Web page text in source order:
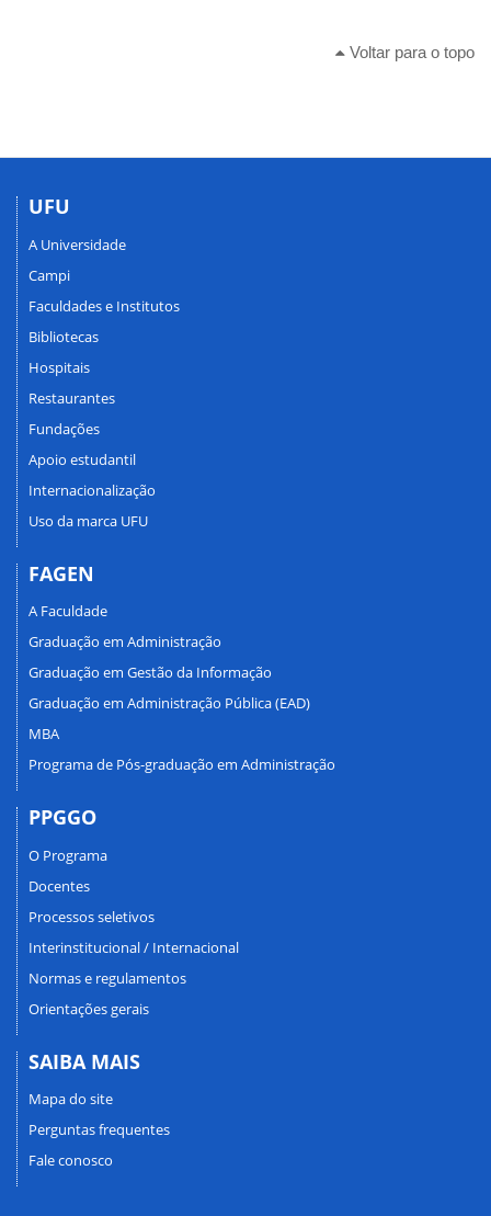
Voltar para o topo
UFU
A Universidade
Campi
Faculdades e Institutos
Bibliotecas
Hospitais
Restaurantes
Fundações
Apoio estudantil
Internacionalização
Uso da marca UFU
FAGEN
A Faculdade
Graduação em Administração
Graduação em Gestão da Informação
Graduação em Administração Pública (EAD)
MBA
Programa de Pós-graduação em Administração
PPGGO
O Programa
Docentes
Processos seletivos
Interinstitucional / Internacional
Normas e regulamentos
Orientações gerais
SAIBA MAIS
Mapa do site
Perguntas frequentes
Fale conosco